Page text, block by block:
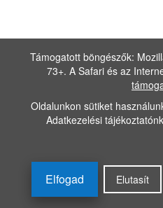
Támogatott böngészők:
73+. A Safari és az
Oldalunkon sütiket
Adatkezelési tájékoztatónk
Elfogad Elutasít